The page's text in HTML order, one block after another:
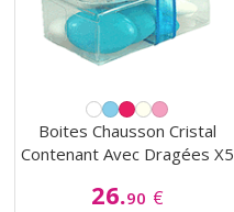
Boites Chausson Cristal
Contenant Avec Dragées X5
26.90 €